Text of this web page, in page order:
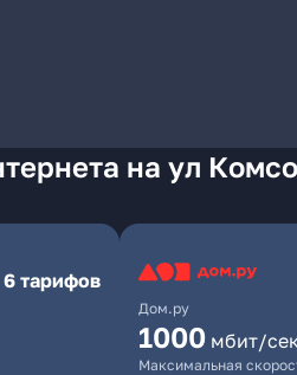
на ул
6 тарифов
Дом.ру
1000 мбит/
Максимальная